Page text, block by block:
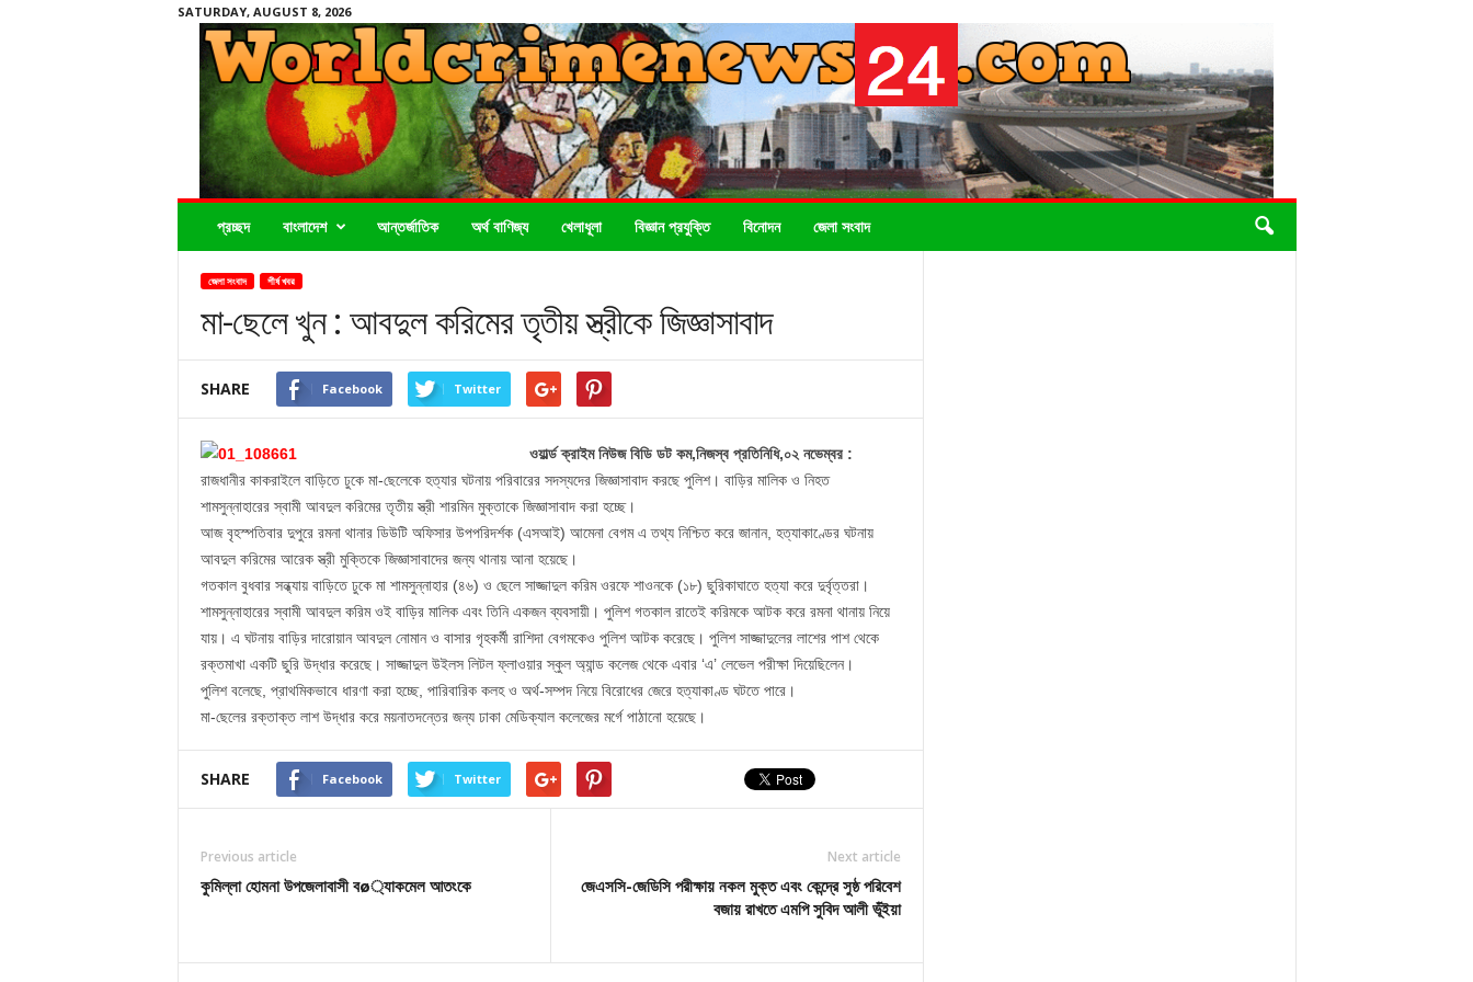
SATURDAY, AUGUST 8, 2026
প্রচ্ছদ বাংলাদেশ আন্তর্জাতিক অর্থ বাণিজ্য খেলাধূলা বিজ্ঞান প্রযুক্তি বিনোদন জেলা সংবাদ
জেলা সংবাদ শীর্ষ খবর
মা-ছেলে খুন : আবদুল করিমের তৃতীয় স্ত্রীকে জিজ্ঞাসাবাদ
SHARE Facebook Twitter
ওয়ার্ল্ড ক্রাইম নিউজ বিডি ডট কম,নিজস্ব প্রতিনিধি,০২ নভেম্বর :
রাজধানীর কাকরাইলে বাড়িতে ঢুকে মা-ছেলেকে হত্যার ঘটনায় পরিবারের সদস্যদের জিজ্ঞাসাবাদ করছে পুলিশ। বাড়ির মালিক ও নিহত
শামসুন্নাহারের স্বামী আবদুল করিমের তৃতীয় স্ত্রী শারমিন মুক্তাকে জিজ্ঞাসাবাদ করা হচ্ছে।
আজ বৃহস্পতিবার দুপুরে রমনা থানার ডিউটি অফিসার উপপরিদর্শক (এসআই) আমেনা বেগম এ তথ্য নিশ্চিত করে জানান, হত্যাকাণ্ডের ঘটনায়
আবদুল করিমের আরেক স্ত্রী মুক্তিকে জিজ্ঞাসাবাদের জন্য থানায় আনা হয়েছে।
গতকাল বুধবার সন্ধ্যায় বাড়িতে ঢুকে মা শামসুন্নাহার (৪৬) ও ছেলে সাজ্জাদুল করিম ওরফে শাওনকে (১৮) ছুরিকাঘাতে হত্যা করে দুর্বৃত্তরা।
শামসুন্নাহারের স্বামী আবদুল করিম ওই বাড়ির মালিক এবং তিনি একজন ব্যবসায়ী। পুলিশ গতকাল রাতেই করিমকে আটক করে রমনা থানায় নিয়ে
যায়। এ ঘটনায় বাড়ির দারোয়ান আবদুল নোমান ও বাসার গৃহকর্মী রাশিদা বেগমকেও পুলিশ আটক করেছে। পুলিশ সাজ্জাদুলের লাশের পাশ থেকে
রক্তমাখা একটি ছুরি উদ্ধার করেছে। সাজ্জাদুল উইলস লিটল ফ্লাওয়ার স্কুল অ্যান্ড কলেজ থেকে এবার ‘এ’ লেভেল পরীক্ষা দিয়েছিলেন।
পুলিশ বলেছে, প্রাথমিকভাবে ধারণা করা হচ্ছে, পারিবারিক কলহ ও অর্থ-সম্পদ নিয়ে বিরোধের জেরে হত্যাকাণ্ড ঘটতে পারে।
মা-ছেলের রক্তাক্ত লাশ উদ্ধার করে ময়নাতদন্তের জন্য ঢাকা মেডিক্যাল কলেজের মর্গে পাঠানো হয়েছে।
SHARE Facebook Twitter
Previous article
কুমিল্লা হোমনা উপজেলাবাসী বø্যাকমেল আতংকে
Next article
জেএসসি-জেডিসি পরীক্ষায় নকল মুক্ত এবং কেন্দ্রে সুষ্ঠ পরিবেশ
বজায় রাখতে এমপি সুবিদ আলী ভূঁইয়া